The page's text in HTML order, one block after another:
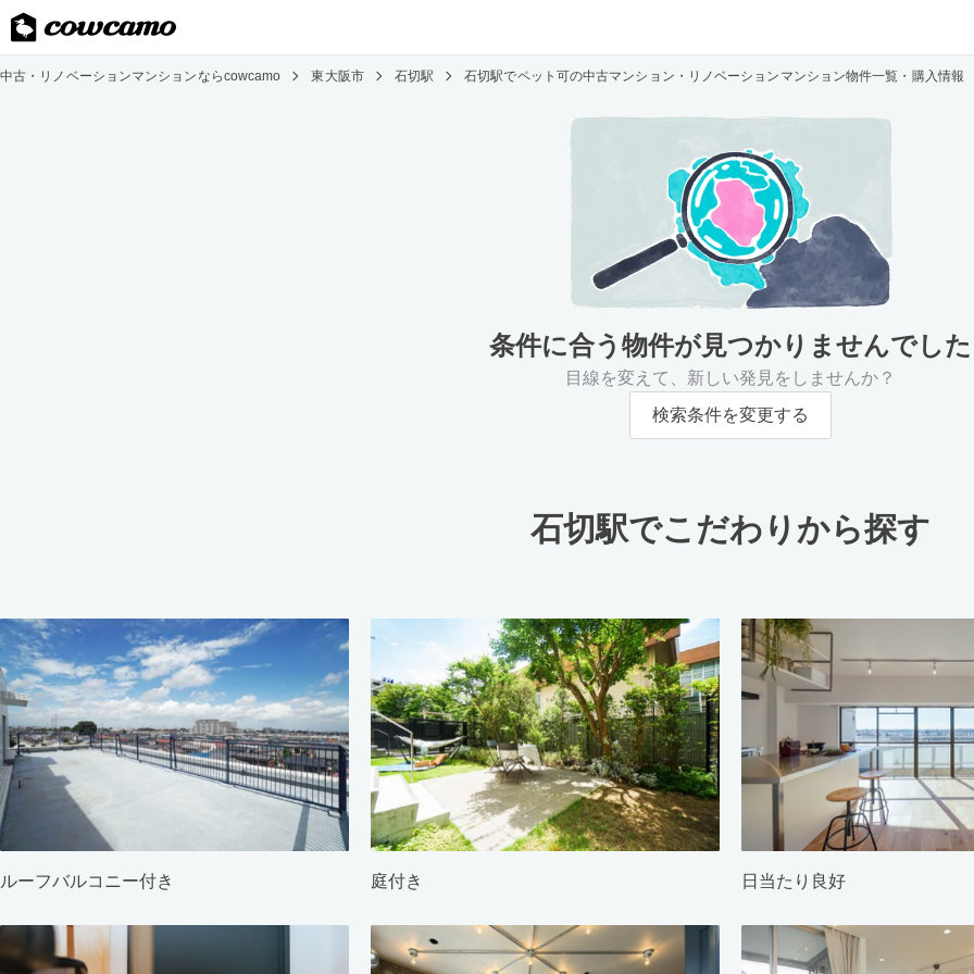
中古・リノベーションマンションならcowcamo 東大阪市 石切駅 石切駅でペット可の中古マンション・リノベーションマンション物件一覧・購入情報
条件に合う物件が見つかりませんでした
目線を変えて、新しい発見をしませんか？
検索条件を変更する
石切駅でこだわりから探す
ルーフバルコニー付き 庭付き 日当たり良好